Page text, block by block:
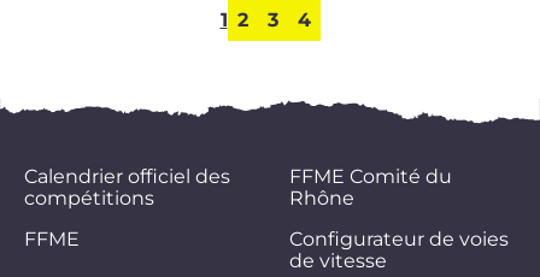
1 2 3 4
Calendrier officiel des
compétitions
FFME
FFME Comité du
Rhône
Configurateur de voies
de vitesse